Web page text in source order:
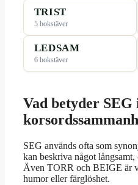
TRIST
5 bokstäver
LEDSAM
6 bokstäver
Vad betyder SEG
SEG används ofta som
kan beskriva något
Även TORR och BEIGE är
humor eller färglöshet.